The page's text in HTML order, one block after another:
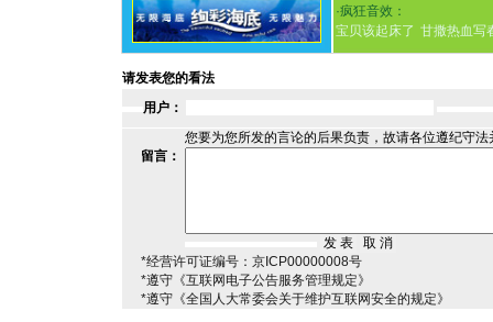
·疯狂音效：
宝贝该起床了 甘撒热血写
请发表您的看法
用户：
您要为您所发的言论的后果负责，故请各位遵纪守
留言：
*经营许可证编号：京ICP00000008号
*遵守《互联网电子公告服务管理规定》
*遵守《全国人大常委会关于维护互联网安全的规定》